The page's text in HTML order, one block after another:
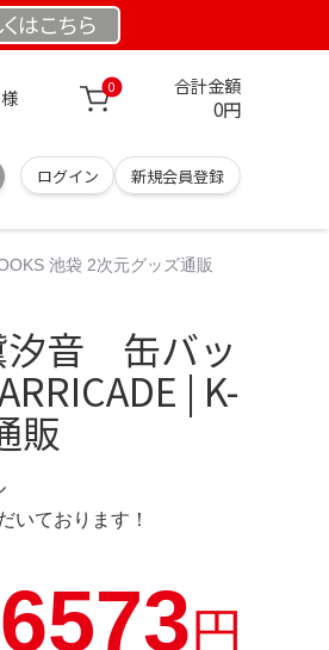
はこちら
0 合計金額
0円
ログイン 新規会員登録
池袋 2次元グッズ通販
汐音 缶バッ
| K-
販
いております！
6573円